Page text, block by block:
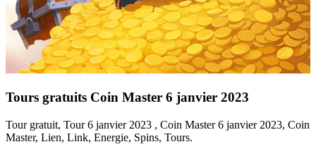
Tours gratuits Coin Master 6 janvier 2023
Tour gratuit, Tour 6 janvier 2023 , Coin Master 6 janvier 2023, Coin
Master, Lien, Link, Energie, Spins, Tours.